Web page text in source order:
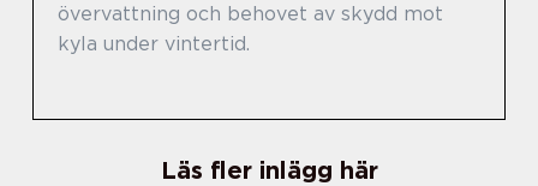
övervattning och behovet av skydd mot
kyla under vintertid.
Läs fler inlägg här